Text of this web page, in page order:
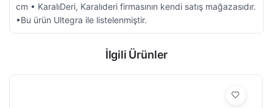
cm • KaralıDeri, Karalıderi firmasının kendi satış mağazasıdır.
•Bu ürün Ultegra ile listelenmiştir.
İlgili Ürünler